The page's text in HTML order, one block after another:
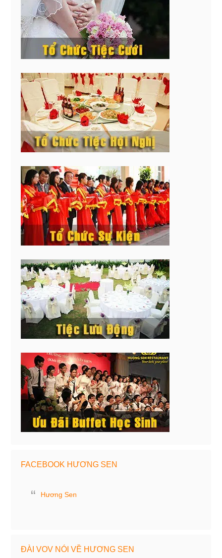
FACEBOOK HƯƠNG SEN
Hương Sen
ĐÀI VOV NÓI VỀ HƯƠNG SEN